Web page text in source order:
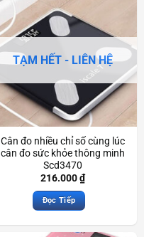
TẠM HẾT - LIÊN HỆ
Cân đo nhiều chỉ số cùng lúc
cân đo sức khỏe thông minh
Scd3470
216.000₫
Đọc Tiếp